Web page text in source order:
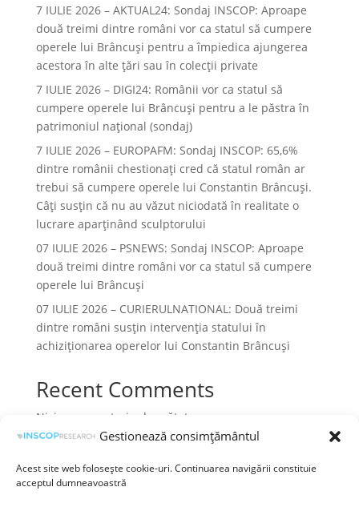
Gestionează consimțământul
Acest site web folosește cookie-uri. Continuarea navigării constituie
acceptul dumneavoastră
7 IULIE 2026 – AKTUAL24: Sondaj INSCOP: Aproape
două treimi dintre români vor ca statul să cumpere
operele lui Brâncuşi pentru a împiedica ajungerea
acestora în alte ţări sau în colecţii private
7 IULIE 2026 – DIGI24: Românii vor ca statul să
cumpere operele lui Brâncuși pentru a le păstra în
patrimoniul național (sondaj)
7 IULIE 2026 – EUROPAFM: Sondaj INSCOP: 65,6%
dintre românii chestionați cred că statul român ar
trebui să cumpere operele lui Constantin Brâncuși.
Câți susțin că nu au văzut niciodată în realitate o
lucrare aparținând sculptorului
07 IULIE 2026 – PSNEWS: Sondaj INSCOP: Aproape
două treimi dintre români vor ca statul să cumpere
operele lui Brâncuși
07 IULIE 2026 – CURIERULNATIONAL: Două treimi
dintre români susțin intervenția statului în
achiziționarea operelor lui Constantin Brâncuși
Recent Comments
Niciun comentariu de arătat.